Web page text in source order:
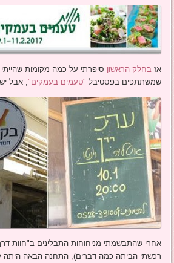
אזבחלק הראשון סיפרתי על כמה מקומות
שמשתתפים בפסטיבל "טעמים בעמקים", אבל
אחרי שהתבשמתי מניחוחות התבלינים ב"חוות
רכשתי הביתה כמה דברים), התחנה הבאה היתה